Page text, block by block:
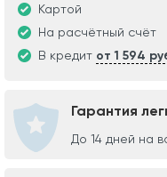
Картой
На расчётный счёт
В кредит от 1 594
Гарантия
До 14 дней на